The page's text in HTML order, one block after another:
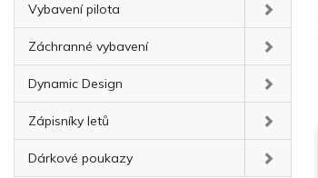
Vybavení pilota
Záchranné vybavení
Dynamic Design
Zápisníky letů
Dárkové poukazy